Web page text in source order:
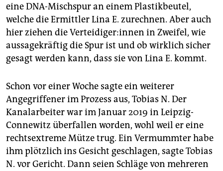
eine DNA-Mischspur an einem Plastikbeutel,
welche die Ermittler Lina E. zurechnen. Aber auch
hier ziehen die Ver­tei­di­ge­r:in­nen in Zweifel, wie
aussagekräftig die Spur ist und ob wirklich sicher
gesagt werden kann, dass sie von Lina E. kommt.
Schon vor einer Woche sagte ein weiterer
Angegriffener im Prozess aus, Tobias N. Der
Kanalarbeiter war im Januar 2019 in Leipzig-
Connewitz überfallen worden, wohl weil er eine
rechtsextreme Mütze trug. Ein Vermummter habe
ihm plötzlich ins Gesicht geschlagen, sagte Tobias
N. vor Gericht. Dann seien Schläge von mehreren